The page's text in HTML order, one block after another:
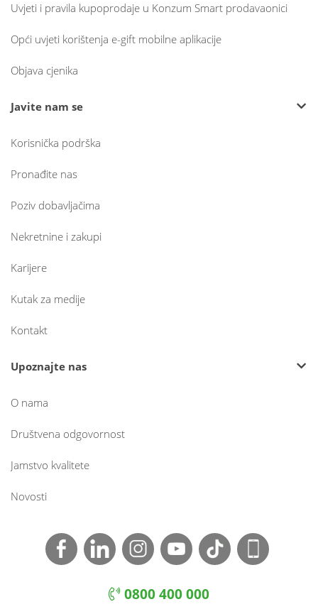
Uvjeti i pravila kupoprodaje u Konzum Smart prodavaonici
Opći uvjeti korištenja e-gift mobilne aplikacije
Objava cjenika
Javite nam se
Korisnička podrška
Pronađite nas
Poziv dobavljačima
Nekretnine i zakupi
Karijere
Kutak za medije
Kontakt
Upoznajte nas
O nama
Društvena odgovornost
Jamstvo kvalitete
Novosti
0800 400 000